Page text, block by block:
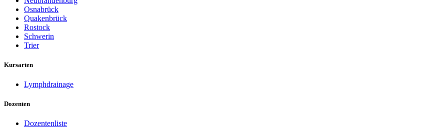
Osnabrück
Quakenbrück
Rostock
Schwerin
Trier
Kursarten
Lymphdrainage
Dozenten
Dozentenliste